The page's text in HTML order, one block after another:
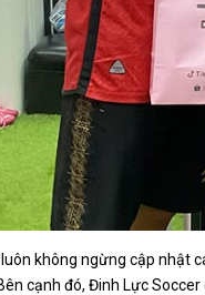
không ngừng cập nhật
cạnh đó, Đinh Lực